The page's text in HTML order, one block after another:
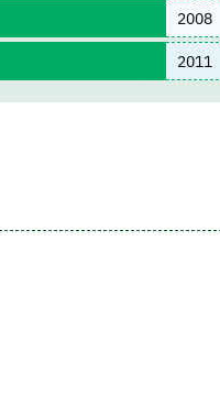
2008
2011